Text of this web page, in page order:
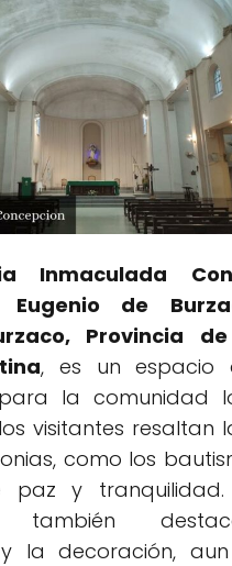
Inmaculada
Eugenio de
Provincia
, es un espacio
la comunidad
visitantes resaltan
como los
paz y tranquilidad.
también
la decoración,